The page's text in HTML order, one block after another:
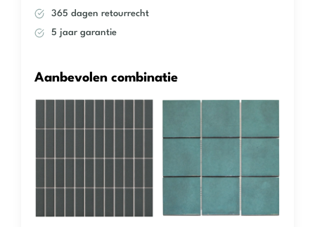
365 dagen retourrecht
5 jaar garantie
Aanbevolen combinatie